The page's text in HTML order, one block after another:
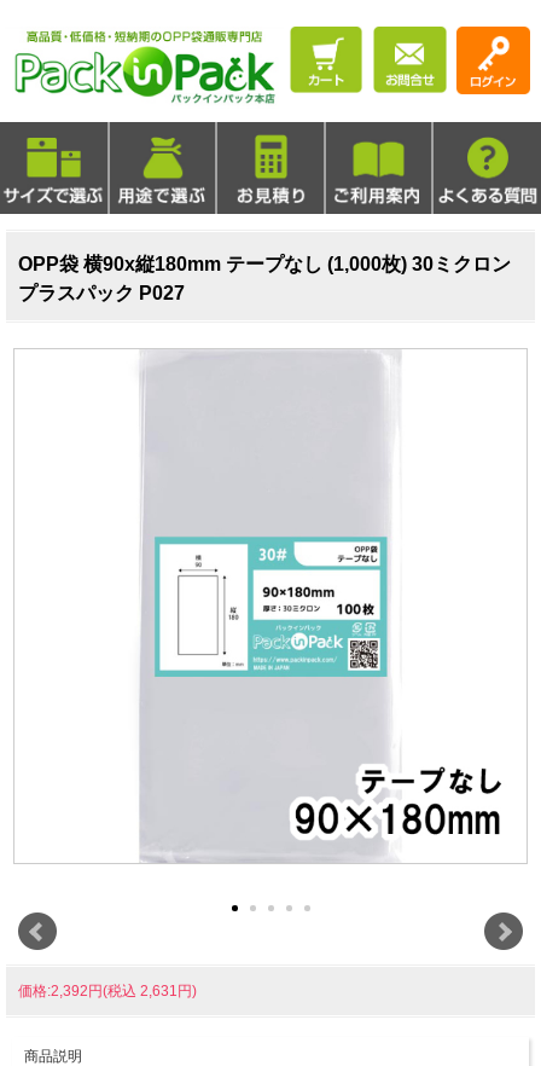
OPP袋 横90x縦180mm テープなし (1,000枚) 30ミクロン
プラスパック P027
価格:2,392円(税込 2,631円)
商品説明